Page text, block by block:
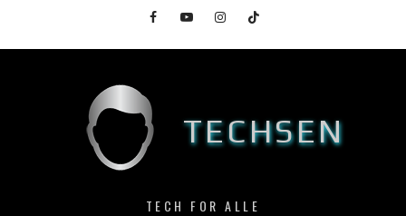
content
FacebookYouTubeInstagramTikTok
TECHSEN
TECH FOR ALLE